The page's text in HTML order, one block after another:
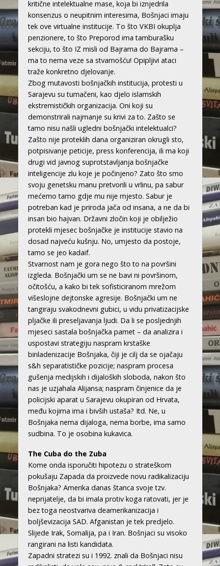
kritične intelektualne mase, koja bi iznjedrila
konsenzus o neupitnim interesima, Bošnjaci imaju
tek ove virtualne institucije. To što VKBI okuplja
penzionere, to što Preporod ima tamburašku
sekciju, to što IZ misli od Bajrama do Bajrama –
ma to nema veze sa stvarnošću! Opipljivi ataci
traže konkretno djelovanje.
Zbog mutavosti bošnjačkih institucija, protesti u
Sarajevu su tumačeni, kao djelo islamskih
ekstremističkih organizacija. Oni koji su
demonstrirali najmanje su krivi za to. Zašto se
tamo nisu našli ugledni bošnjački intelektualci?
Zašto nije proteklih dana organiziran okrugli sto,
potpisivanje peticije, press konferencija, ili ma koji
drugi vid javnog suprotstavljanja bošnjačke
inteligencije zlu koje je počinjeno? Zato što smo
svoju genetsku manu pretvorili u vrlinu, pa sabur
mećemo tamo gdje mu nije mjesto. Sabur je
potreban kad je priroda jača od insana, a ne da bi
insan bio hajvan. Državni zločin koji je obilježio
protekli mjesec bošnjačke je institucije stavio na
dosad najveću kušnju. No, umjesto da postoje,
tamo se jeo kadaif.
Stvarnost nam je gora nego što to na površini
izgleda. Bošnjački um se ne bavi ni površinom,
očitošću, a kako bi tek sofisticiranom mrežom
višeslojne dejtonske agresije. Bošnjački um ne
tangiraju svakodnevni gubici, u vidu privatizacijske
pljačke ili preseljavanja ljudi. Da li se posljednjih
mjeseci sastala bošnjačka pamet – da analizira i
uspostavi strategiju naspram krstaške
binladenizacije Bošnjaka, čiji je cilj da se ojačaju
s&h separatističke pozicije; naspram procesa
gušenja medijskih i dijaloških sloboda, nakon što
nas je uzjahala Alijansa; naspram činjenice da je
policijski aparat u Sarajevu okupiran od Hrvata,
među kojima ima i bivših ustaša? Itd. Ne, u
Bošnjaka nema dijaloga, nema borbe, ima samo
sudbina. To je osobina kukavica.
The Cuba do the Zuba
Kome onda isporučiti hipotezu o strateškom
pokušaju Zapada da proizvede novu radikalizaciju
Bošnjaka? Amerika danas štanca svoje tzv.
neprijatelje, da bi imala protiv koga ratovati, jer je
bez toga neostvariva deamerikanizacija i
boljševizacija SAD. Afganistan je tek predjelo.
Slijede Irak, Somalija, pa i Iran. Bošnjaci su visoko
rangirani na listi kandidata.
Zapadni stratezi su i 1992. znali da Bošnjaci nisu